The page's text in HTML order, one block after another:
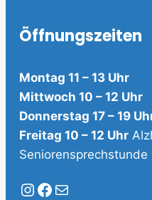
Öffnungszeiten
Montag 11 – 13 Uhr
Mittwoch 10 – 12 Uhr
Donnerstag 17 – 19
Freitag 10 – 12 Uhr
Seniorensprechstunde
Instagram
Facebook
E-Mail